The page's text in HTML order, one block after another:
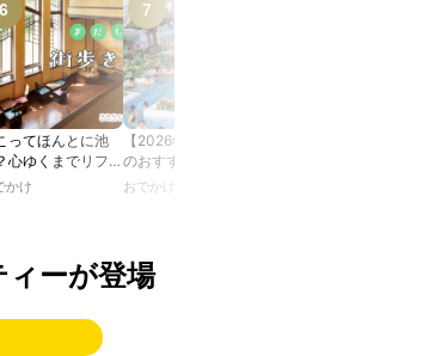
ってほんとに池
心ゆくまでリフレ
ュできる池袋・街
かけ
【2026年最新】関東
のおすすめの屋内プー
ル人気10選
おでかけ
ーが登場